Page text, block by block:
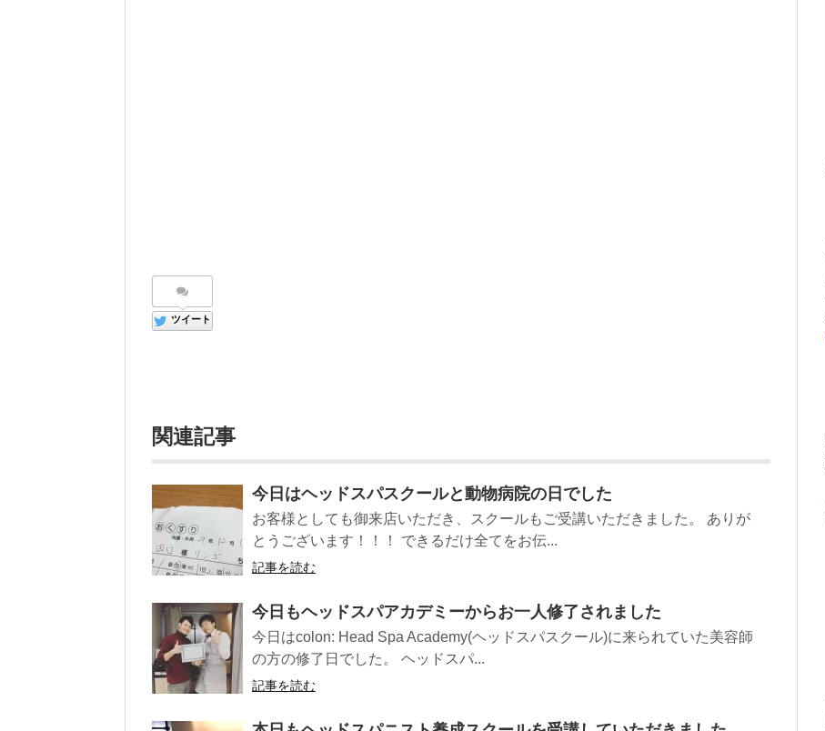
ツイート
関連記事
今日はヘッドスパスクールと動物病院の日でした
お客様としても御来店いただき、スクールもご受講いただきました。 ありが
とうございます！！！ できるだけ全てをお伝...
記事を読む
今日もヘッドスパアカデミーからお一人修了されました
今日はcolon: Head Spa Academy(ヘッドスパスクール)に来られていた美容師
の方の修了日でした。 ヘッドスパ...
記事を読む